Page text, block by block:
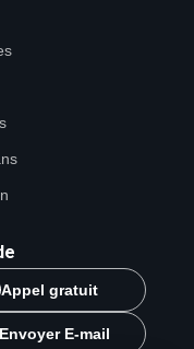
Appel gratuit
Envoyer E-mail